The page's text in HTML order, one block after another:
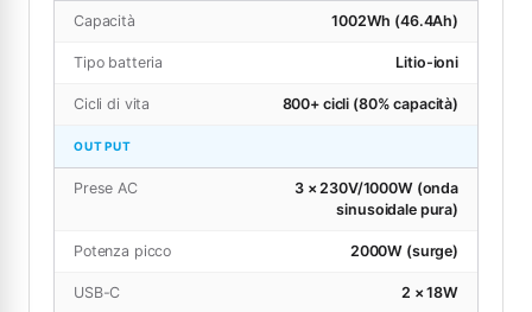
Capacità 1002Wh (46.4Ah)
Tipo batteria Litio-ioni
Cicli di vita 800+ cicli (80% capacità)
OUTPUT
Prese AC
3 × 230V/1000W (onda
sinusoidale pura)
Potenza picco 2000W (surge)
USB-C 2 × 18W